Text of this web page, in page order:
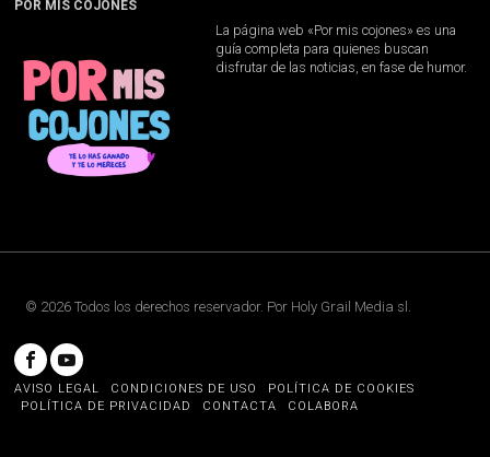
POR MIS COJONES
La página web «Por mis cojones» es una
guía completa para quienes buscan
disfrutar de las noticias, en fase de humor.
© 2026 Todos los derechos reservador. Por Holy Grail Media sl .
AVISO LEGAL CONDICIONES DE USO
POLÍTICA DE COOKIES
POLÍTICA DE PRIVACIDAD
CONTACTA COLABORA